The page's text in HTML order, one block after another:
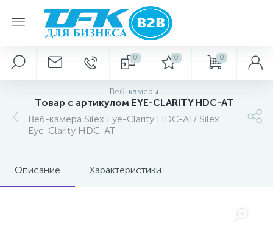
0 0 0
Веб-камеры
Товар с артикулом EYE-CLARITY HDC-AT
Веб-камера Silex Eye-Clarity HDC-AT/ Silex
Eye-Clarity HDC-AT
Описание Характеристики